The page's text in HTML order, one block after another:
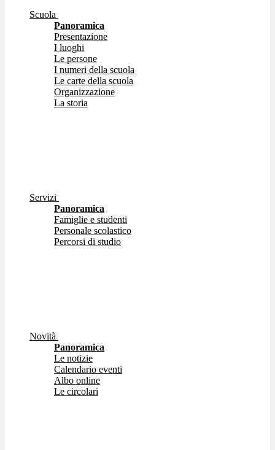
Scuola
Panoramica
Presentazione
I luoghi
Le persone
I numeri della scuola
Le carte della scuola
Organizzazione
La storia
Servizi
Panoramica
Famiglie e studenti
Personale scolastico
Percorsi di studio
Novità
Panoramica
Le notizie
Calendario eventi
Albo online
Le circolari